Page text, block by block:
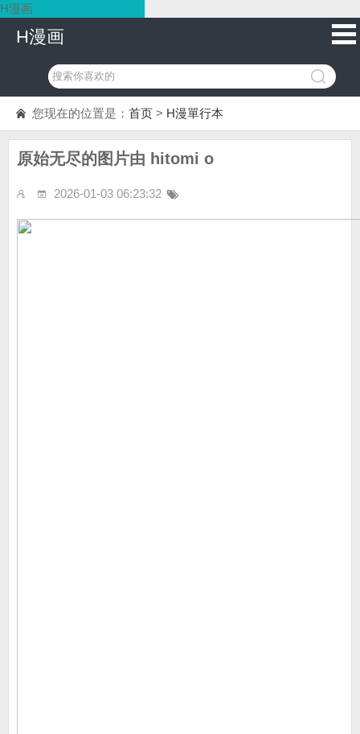
H漫画
H漫画
您现在的位置是： 首页 > H漫單行本
原始无尽的图片由 hitomi o
2026-01-03 06:23:32